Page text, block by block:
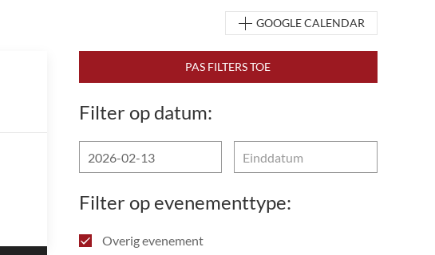
GOOGLE CALENDAR
Filter op datum:
Filter op evenementtype:
Overig evenement